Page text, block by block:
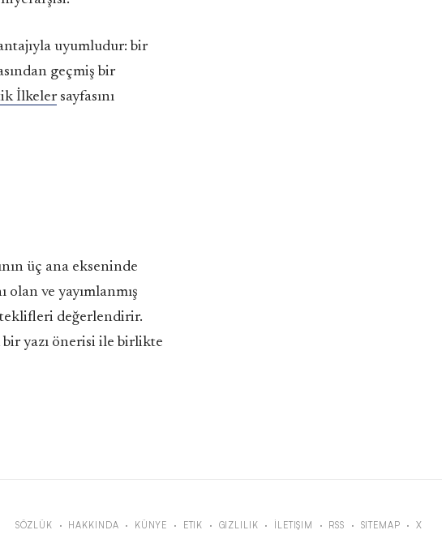
uyumludur: bir
geçmiş bir
İlkeler sayfasını
üç ana ekseninde
ve yayımlanmış
teklifleri değerlendirir.
yazı önerisi ile birlikte
SÖZLÜK · HAKKINDA · KÜNYE · ETIK · GIZLILIK · İLETIŞIM · RSS · SITEMAP ·X